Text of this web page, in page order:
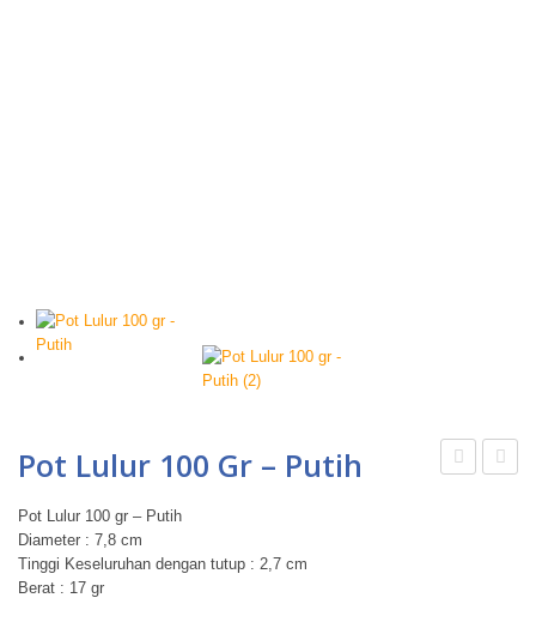
Pot Lulur 100 Gr – Putih
Pot Lulur 100 gr – Putih
Diameter : 7,8 cm
Tinggi Keseluruhan dengan tutup : 2,7 cm
Berat : 17 gr